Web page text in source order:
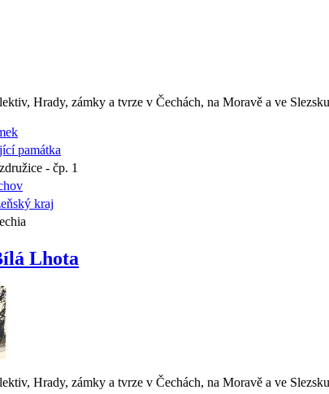
Hrady, zámky a tvrze v Čechách, na Moravě a ve
památka
- čp. 1
kraj
Lhota
Hrady, zámky a tvrze v Čechách, na Moravě a ve